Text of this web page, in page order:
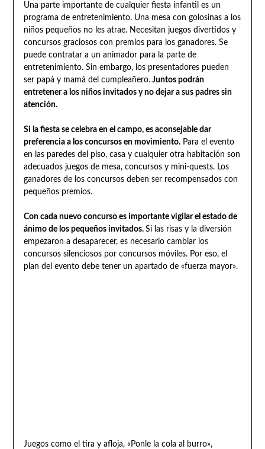
Una parte importante de cualquier fiesta infantil es un
programa de entretenimiento. Una mesa con golosinas a los
niños pequeños no les atrae. Necesitan juegos divertidos y
concursos graciosos con premios para los ganadores. Se
puede contratar a un animador para la parte de
entretenimiento. Sin embargo, los presentadores pueden
ser papá y mamá del cumpleañero.Juntos podrán
entretener a los niños invitados y no dejar a sus padres sin
atención.
Si la fiesta se celebra en el campo, es aconsejable dar
preferencia a los concursos en movimiento.Para el evento
en las paredes del piso, casa y cualquier otra habitación son
adecuados juegos de mesa, concursos y mini-quests. Los
ganadores de los concursos deben ser recompensados con
pequeños premios.
Con cada nuevo concurso es importante vigilar el estado de
ánimo de los pequeños invitados. Si las risas y la diversión
empezaron a desaparecer, es necesario cambiar los
concursos silenciosos por concursos móviles. Por eso, el
plan del evento debe tener un apartado de «fuerza mayor».
Juegos como el tira y afloja, «Ponle la cola al burro»,